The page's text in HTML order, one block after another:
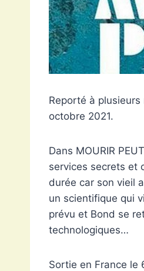
Reporté à
octobre 2021.
Dans MOURIR
services secrets et
durée car son vieil
un scientifique qui
prévu et Bond se
technologiques…
Sortie en France le